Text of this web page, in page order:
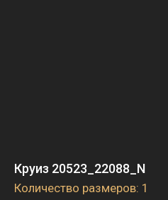
Круиз 20523_22088_N
Количество размеров: 1